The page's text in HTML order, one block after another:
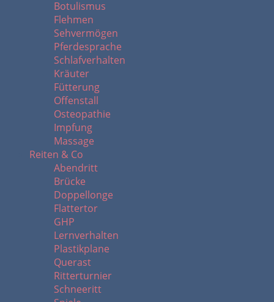
Botulismus
Flehmen
Sehvermögen
Pferdesprache
Schlafverhalten
Kräuter
Fütterung
Offenstall
Osteopathie
Impfung
Massage
Reiten & Co
Abendritt
Brücke
Doppellonge
Flattertor
GHP
Lernverhalten
Plastikplane
Querast
Ritterturnier
Schneeritt